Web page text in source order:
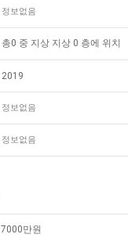
정보없음
총0 중 지상 지상 0 층에 위치
2019
정보없음
정보없음
7000만원